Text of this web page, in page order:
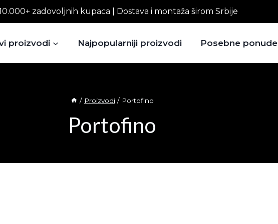
zadovoljnih kupaca | Dostava i montaža širom Srbije
proizvodi Najpopularniji proizvodi Posebne ponude
/ Proizvodi / Portofino
Portofino